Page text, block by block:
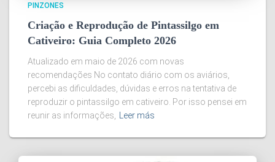
PINZONES
Criação e Reprodução de Pintassilgo em
Cativeiro: Guia Completo 2026
Atualizado em maio de 2026 com novas
recomendações No contato diário com os aviários,
percebi as dificuldades, dúvidas e erros na tentativa de
reproduzir o pintassilgo em cativeiro. Por isso pensei em
reunir as informações,
Leer más